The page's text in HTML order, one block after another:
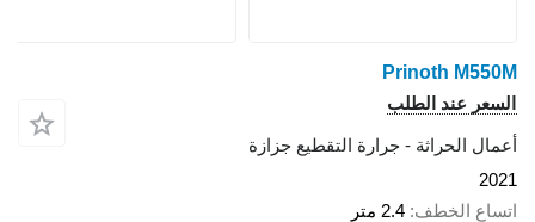
Prinoth M550M
السعر عند الطلب
أعمال الحراثة - جرارة التقطيع جزازة
2021
اتساع الخطف 2.4 متر